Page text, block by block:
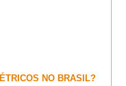
NO BRASIL?